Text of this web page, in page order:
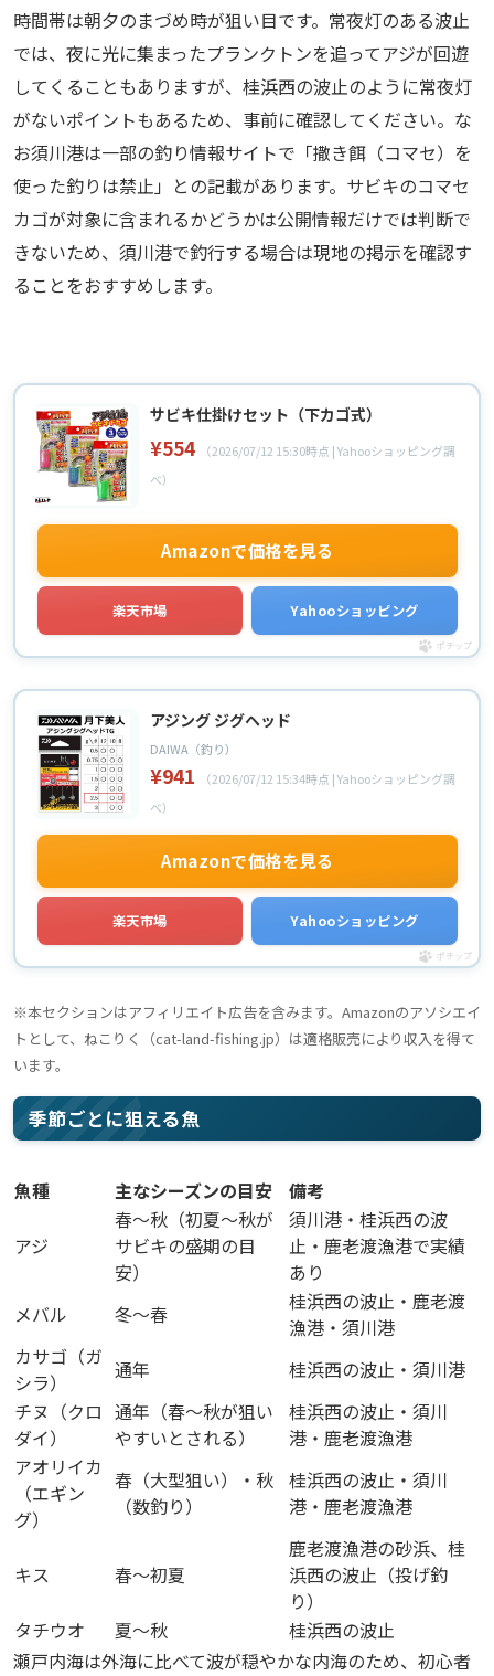
時間帯は朝夕のまづめ時が狙い目です。常夜灯のある波止
では、夜に光に集まったプランクトンを追ってアジが回遊
してくることもありますが、桂浜西の波止のように常夜灯
がないポイントもあるため、事前に確認してください。な
お須川港は一部の釣り情報サイトで「撒き餌（コマセ）を
使った釣りは禁止」との記載があります。サビキのコマセ
カゴが対象に含まれるかどうかは公開情報だけでは判断で
きないため、須川港で釣行する場合は現地の掲示を確認す
ることをおすすめします。
サビキ仕掛けセット（下カゴ式）
¥554
（2026/07/12 15:30時点 | Yahooショッピング調
べ）
Amazonで価格を見る
楽天市場 Yahooショッピング
ポチップ
アジング ジグヘッド
DAIWA（釣り）
¥941
（2026/07/12 15:34時点 | Yahooショッピング調
べ）
Amazonで価格を見る
楽天市場 Yahooショッピング
ポチップ
※本セクションはアフィリエイト広告を含みます。Amazonのアソシエイ
トとして、ねこりく（cat-land-fishing.jp）は適格販売により収入を得て
います。
季節ごとに狙える魚
魚種 主なシーズンの目安 備考
アジ
春〜秋（初夏〜秋が
サビキの盛期の目
安）
須川港・桂浜西の波
止・鹿老渡漁港で実績
あり
メバル
冬〜春
桂浜西の波止・鹿老渡
漁港・須川港
カサゴ（ガ
シラ）
通年
桂浜西の波止・須川港
チヌ（クロ
ダイ）
通年（春〜秋が狙い
やすいとされる）
桂浜西の波止・須川
港・鹿老渡漁港
アオリイカ
（エギン
グ）
春（大型狙い）・秋
（数釣り）
桂浜西の波止・須川
港・鹿老渡漁港
キス 春〜初夏
鹿老渡漁港の砂浜、桂
浜西の波止（投げ釣
り）
タチウオ
夏〜秋
桂浜西の波止
瀬戸内海は外海に比べて波が穏やかな内海のため、初心者